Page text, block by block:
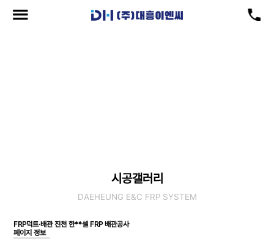
시공갤러리
DAEHEUNG E&C FRP SYSTEM
FRP덕트·배관 진천 한**셀 FRP 배관공사
페이지 정보